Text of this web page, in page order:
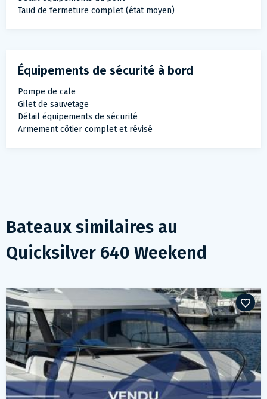
Taud de fermeture complet (état moyen)
Équipements de sécurité à bord
Pompe de cale
Gilet de sauvetage
Détail équipements de sécurité
Armement côtier complet et révisé
Bateaux similaires au
Quicksilver 640 Weekend